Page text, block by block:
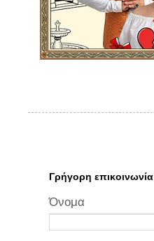
Γρήγορη επικοινωνία
Όνομα